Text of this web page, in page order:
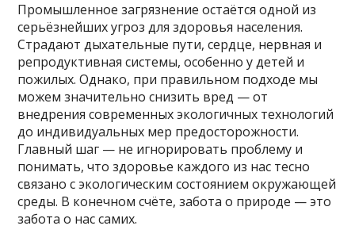
Промышленное загрязнение остаётся одной из
серьёзнейших угроз для здоровья населения.
Страдают дыхательные пути, сердце, нервная и
репродуктивная системы, особенно у детей и
пожилых. Однако, при правильном подходе мы
можем значительно снизить вред — от
внедрения современных экологичных технологий
до индивидуальных мер предосторожности.
Главный шаг — не игнорировать проблему и
понимать, что здоровье каждого из нас тесно
связано с экологическим состоянием окружающей
среды. В конечном счёте, забота о природе — это
забота о нас самих.